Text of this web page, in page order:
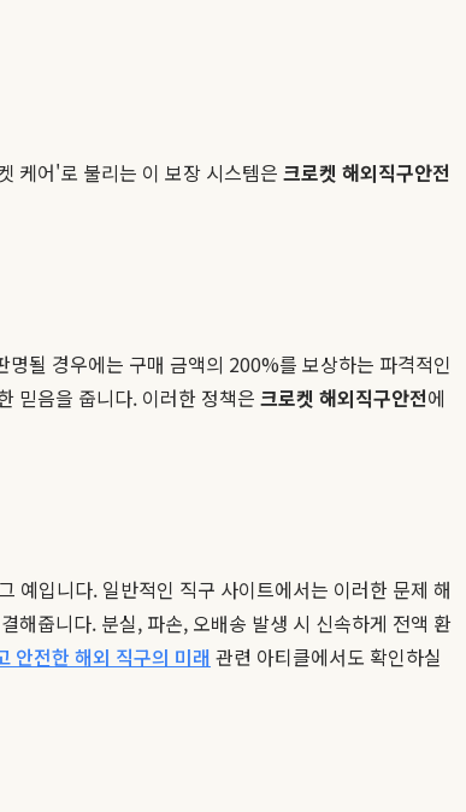
케어'로 불리는 이 보장 시스템은 크로켓 해외직구안전
될 경우에는 구매 금액의 200%를 보상하는 파격적인
믿음을 줍니다. 이러한 정책은 크로켓 해외직구안전에
예입니다. 일반적인 직구 사이트에서는 이러한 문제 해
해줍니다. 분실, 파손, 오배송 발생 시 신속하게 전액 환
안전한 해외 직구의 미래 관련 아티클에서도 확인하실